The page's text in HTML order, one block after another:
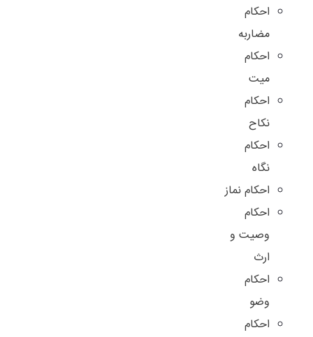
احکام
مضاربه
احکام
میت
احکام
نکاح
احکام
نگاه
احکام نماز
احکام
وصیت و
ارث
احکام
وضو
احکام